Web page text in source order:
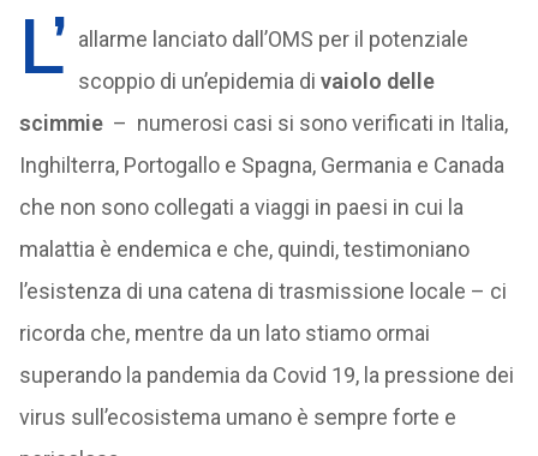
L’ allarme lanciato dall’OMS per il potenziale
scoppio di un’epidemia di vaiolo delle
scimmie – numerosi casi si sono verificati in Italia,
Inghilterra, Portogallo e Spagna, Germania e Canada
che non sono collegati a viaggi in paesi in cui la
malattia è endemica e che, quindi, testimoniano
l’esistenza di una catena di trasmissione locale – ci
ricorda che, mentre da un lato stiamo ormai
superando la pandemia da Covid 19, la pressione dei
virus sull’ecosistema umano è sempre forte e